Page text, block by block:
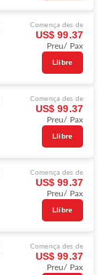
Comença des de
US$ 99.37
Preu/ Pax
Llibre
Comença des de
US$ 99.37
Preu/ Pax
Llibre
Comença des de
US$ 99.37
Preu/ Pax
Llibre
Comença des de
US$ 99.37
Preu/ Pax